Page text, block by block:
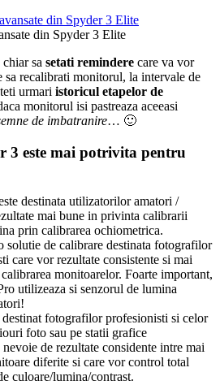
din Spyder 3 Elite
sa setati remindere care va vor
sa recalibrati monitorul, la intervale de
urmari istoricul etapelor de
monitorul isi pastreaza aceeasi
de imbatranire… 🙂
3 este mai potrivita pentru
destinata utilizatorilor amatori /
mai bune in privinta calibrarii
prin calibrarea ochiometrica.
solutie de calibrare destinata fotografilor
care vor rezultate consistente si mai
monitoarelor. Foarte important,
utilizeaza si senzorul de lumina
destinat fotografilor profesionisti si celor
foto sau pe statii grafice
de rezultate considente intre mai
diferite si care vor control total
culoare/lumina/contrast.